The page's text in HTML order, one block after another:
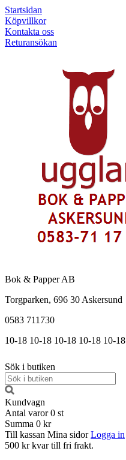
Startsidan
Köpvillkor
Kontakta oss
Returansökan
Bok & Papper AB
Torgparken, 696 30 Askersund
0583 711730
10-18 10-18 10-18 10-18 10-18
Sök i butiken
Kundvagn
Antal varor 0 st
Summa 0 kr
Till kassan Mina sidor Logga in
500 kr kvar till fri frakt.